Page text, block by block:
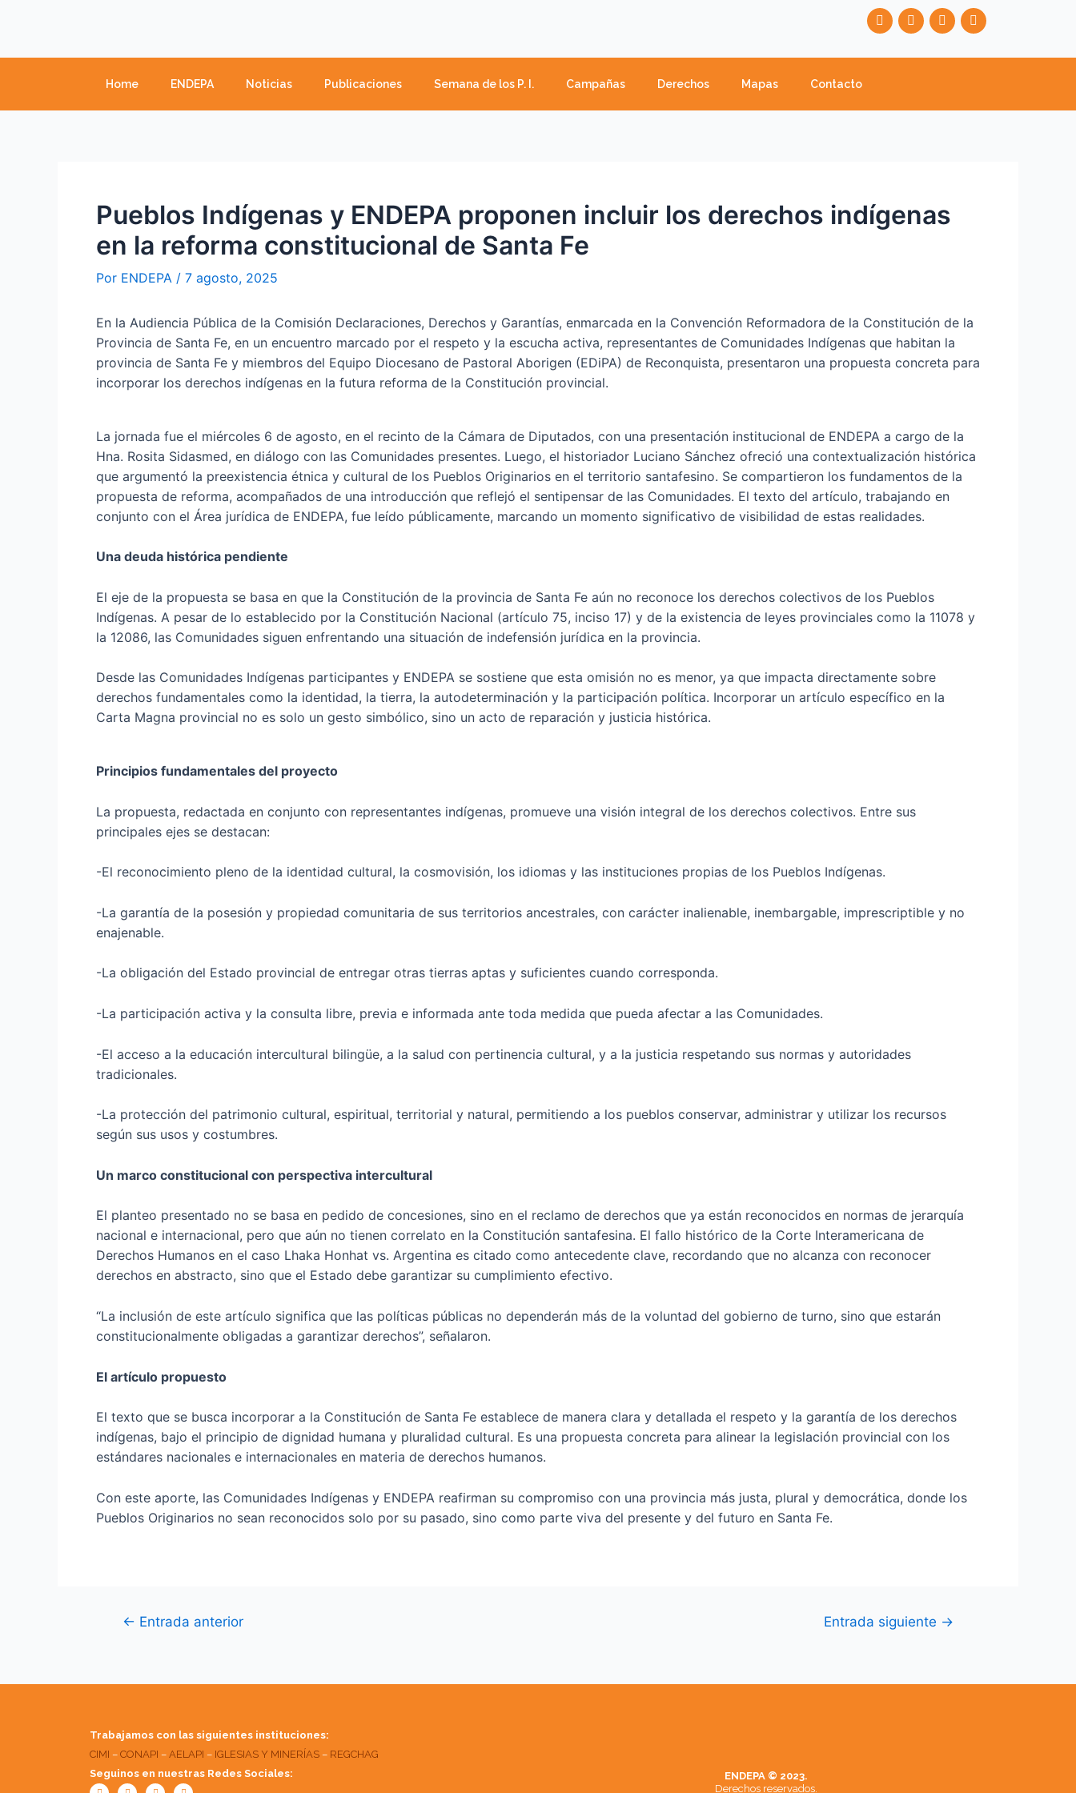
F
a
T
w
Y
o
I
n
Home ENDEPA Noticias Publicaciones Semana de los P. I. Campañas Derechos Mapas Contacto
Pueblos Indígenas y ENDEPA proponen incluir los derechos indígenas
en la reforma constitucional de Santa Fe
Por ENDEPA / 7 agosto, 2025
En la Audiencia Pública de la Comisión Declaraciones, Derechos y Garantías, enmarcada en la Convención Reformadora de la Constitución de la
Provincia de Santa Fe, en un encuentro marcado por el respeto y la escucha activa, representantes de Comunidades Indígenas que habitan la
provincia de Santa Fe y miembros del Equipo Diocesano de Pastoral Aborigen (EDiPA) de Reconquista, presentaron una propuesta concreta para
incorporar los derechos indígenas en la futura reforma de la Constitución provincial.
La jornada fue el miércoles 6 de agosto, en el recinto de la Cámara de Diputados, con una presentación institucional de ENDEPA a cargo de la
Hna. Rosita Sidasmed, en diálogo con las Comunidades presentes. Luego, el historiador Luciano Sánchez ofreció una contextualización histórica
que argumentó la preexistencia étnica y cultural de los Pueblos Originarios en el territorio santafesino. Se compartieron los fundamentos de la
propuesta de reforma, acompañados de una introducción que reflejó el sentipensar de las Comunidades. El texto del artículo, trabajando en
conjunto con el Área jurídica de ENDEPA, fue leído públicamente, marcando un momento significativo de visibilidad de estas realidades.
Una deuda histórica pendiente
El eje de la propuesta se basa en que la Constitución de la provincia de Santa Fe aún no reconoce los derechos colectivos de los Pueblos
Indígenas. A pesar de lo establecido por la Constitución Nacional (artículo 75, inciso 17) y de la existencia de leyes provinciales como la 11078 y
la 12086, las Comunidades siguen enfrentando una situación de indefensión jurídica en la provincia.
Desde las Comunidades Indígenas participantes y ENDEPA se sostiene que esta omisión no es menor, ya que impacta directamente sobre
derechos fundamentales como la identidad, la tierra, la autodeterminación y la participación política. Incorporar un artículo específico en la
Carta Magna provincial no es solo un gesto simbólico, sino un acto de reparación y justicia histórica.
Principios fundamentales del proyecto
La propuesta, redactada en conjunto con representantes indígenas, promueve una visión integral de los derechos colectivos. Entre sus
principales ejes se destacan:
-El reconocimiento pleno de la identidad cultural, la cosmovisión, los idiomas y las instituciones propias de los Pueblos Indígenas.
-La garantía de la posesión y propiedad comunitaria de sus territorios ancestrales, con carácter inalienable, inembargable, imprescriptible y no
enajenable.
-La obligación del Estado provincial de entregar otras tierras aptas y suficientes cuando corresponda.
-La participación activa y la consulta libre, previa e informada ante toda medida que pueda afectar a las Comunidades.
-El acceso a la educación intercultural bilingüe, a la salud con pertinencia cultural, y a la justicia respetando sus normas y autoridades
tradicionales.
-La protección del patrimonio cultural, espiritual, territorial y natural, permitiendo a los pueblos conservar, administrar y utilizar los recursos
según sus usos y costumbres.
Un marco constitucional con perspectiva intercultural
El planteo presentado no se basa en pedido de concesiones, sino en el reclamo de derechos que ya están reconocidos en normas de jerarquía
nacional e internacional, pero que aún no tienen correlato en la Constitución santafesina. El fallo histórico de la Corte Interamericana de
Derechos Humanos en el caso Lhaka Honhat vs. Argentina es citado como antecedente clave, recordando que no alcanza con reconocer
derechos en abstracto, sino que el Estado debe garantizar su cumplimiento efectivo.
“La inclusión de este artículo significa que las políticas públicas no dependerán más de la voluntad del gobierno de turno, sino que estarán
constitucionalmente obligadas a garantizar derechos”, señalaron.
El artículo propuesto
El texto que se busca incorporar a la Constitución de Santa Fe establece de manera clara y detallada el respeto y la garantía de los derechos
indígenas, bajo el principio de dignidad humana y pluralidad cultural. Es una propuesta concreta para alinear la legislación provincial con los
estándares nacionales e internacionales en materia de derechos humanos.
Con este aporte, las Comunidades Indígenas y ENDEPA reafirman su compromiso con una provincia más justa, plural y democrática, donde los
Pueblos Originarios no sean reconocidos solo por su pasado, sino como parte viva del presente y del futuro en Santa Fe.
← Entrada anterior Entrada siguiente →
Trabajamos con las siguientes instituciones:
CIMI – CONAPI – AELAPI – IGLESIAS Y MINERÍAS – REGCHAG
Seguinos en nuestras Redes Sociales:
FacebookTwitterYoutubeInstagram
ENDEPA © 2023.
Derechos reservados.